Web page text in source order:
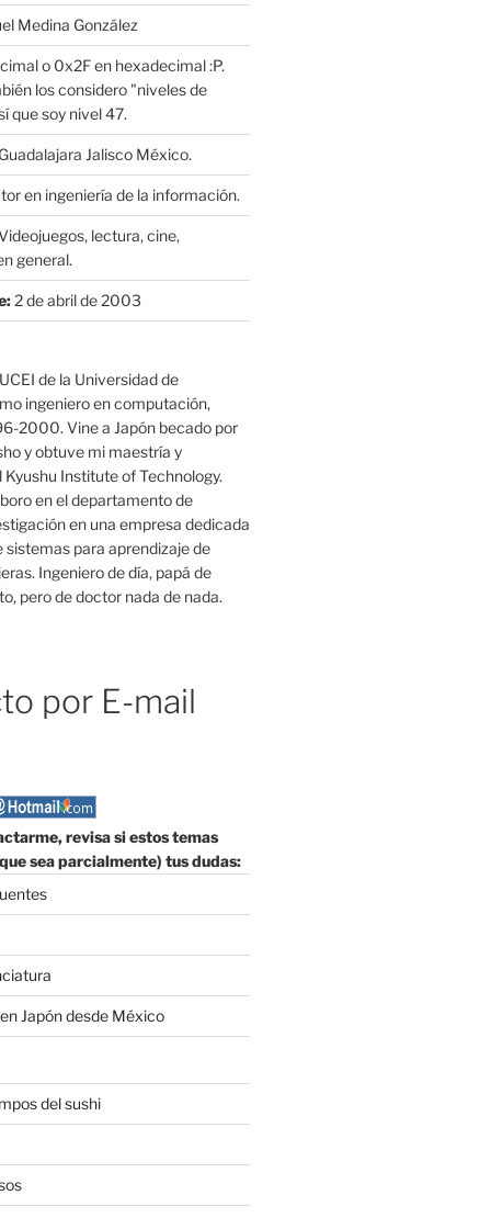
Medina González
o 0x2F en hexadecimal :P.
los considero "niveles de
que soy nivel 47.
Jalisco México.
en ingeniería de la información.
lectura, cine,
general.
2 de abril de 2003
de la Universidad de
ingeniero en computación,
2000. Vine a Japón becado por
y obtuve mi maestría y
Institute of Technology.
en el departamento de
en una empresa dedicada
sistemas para aprendizaje de
Ingeniero de día, papá de
pero de doctor nada de nada.
por E-mail
revisa si estos temas
sea parcialmente) tus dudas:
Japón desde México
del sushi